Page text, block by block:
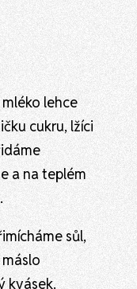
lehce
cukru, lžíci
a na teplém
sůl,
kvásek.